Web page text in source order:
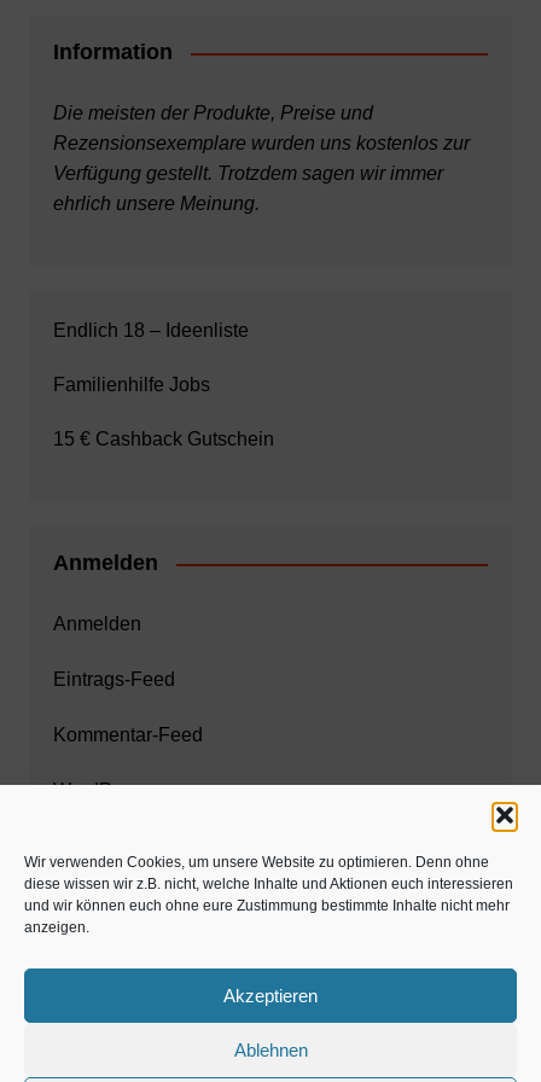
Wir verwenden Cookies, um unsere Website zu optimieren. Denn ohne
diese wissen wir z.B. nicht, welche Inhalte und Aktionen euch interessieren
und wir können euch ohne eure Zustimmung bestimmte Inhalte nicht mehr
anzeigen.
Akzeptieren
Ablehnen
Information
Die meisten der Produkte, Preise und
Rezensionsexemplare wurden uns kostenlos zur
Verfügung gestellt. Trotzdem sagen wir immer
ehrlich unsere Meinung.
Endlich 18 – Ideenliste
Familienhilfe Jobs
15 € Cashback Gutschein
Anmelden
Anmelden
Eintrags-Feed
Kommentar-Feed
WordPress.org
Zahnarzt München
www.estaregistrierung.org – ESTA
©familös - dieTestfamilie -